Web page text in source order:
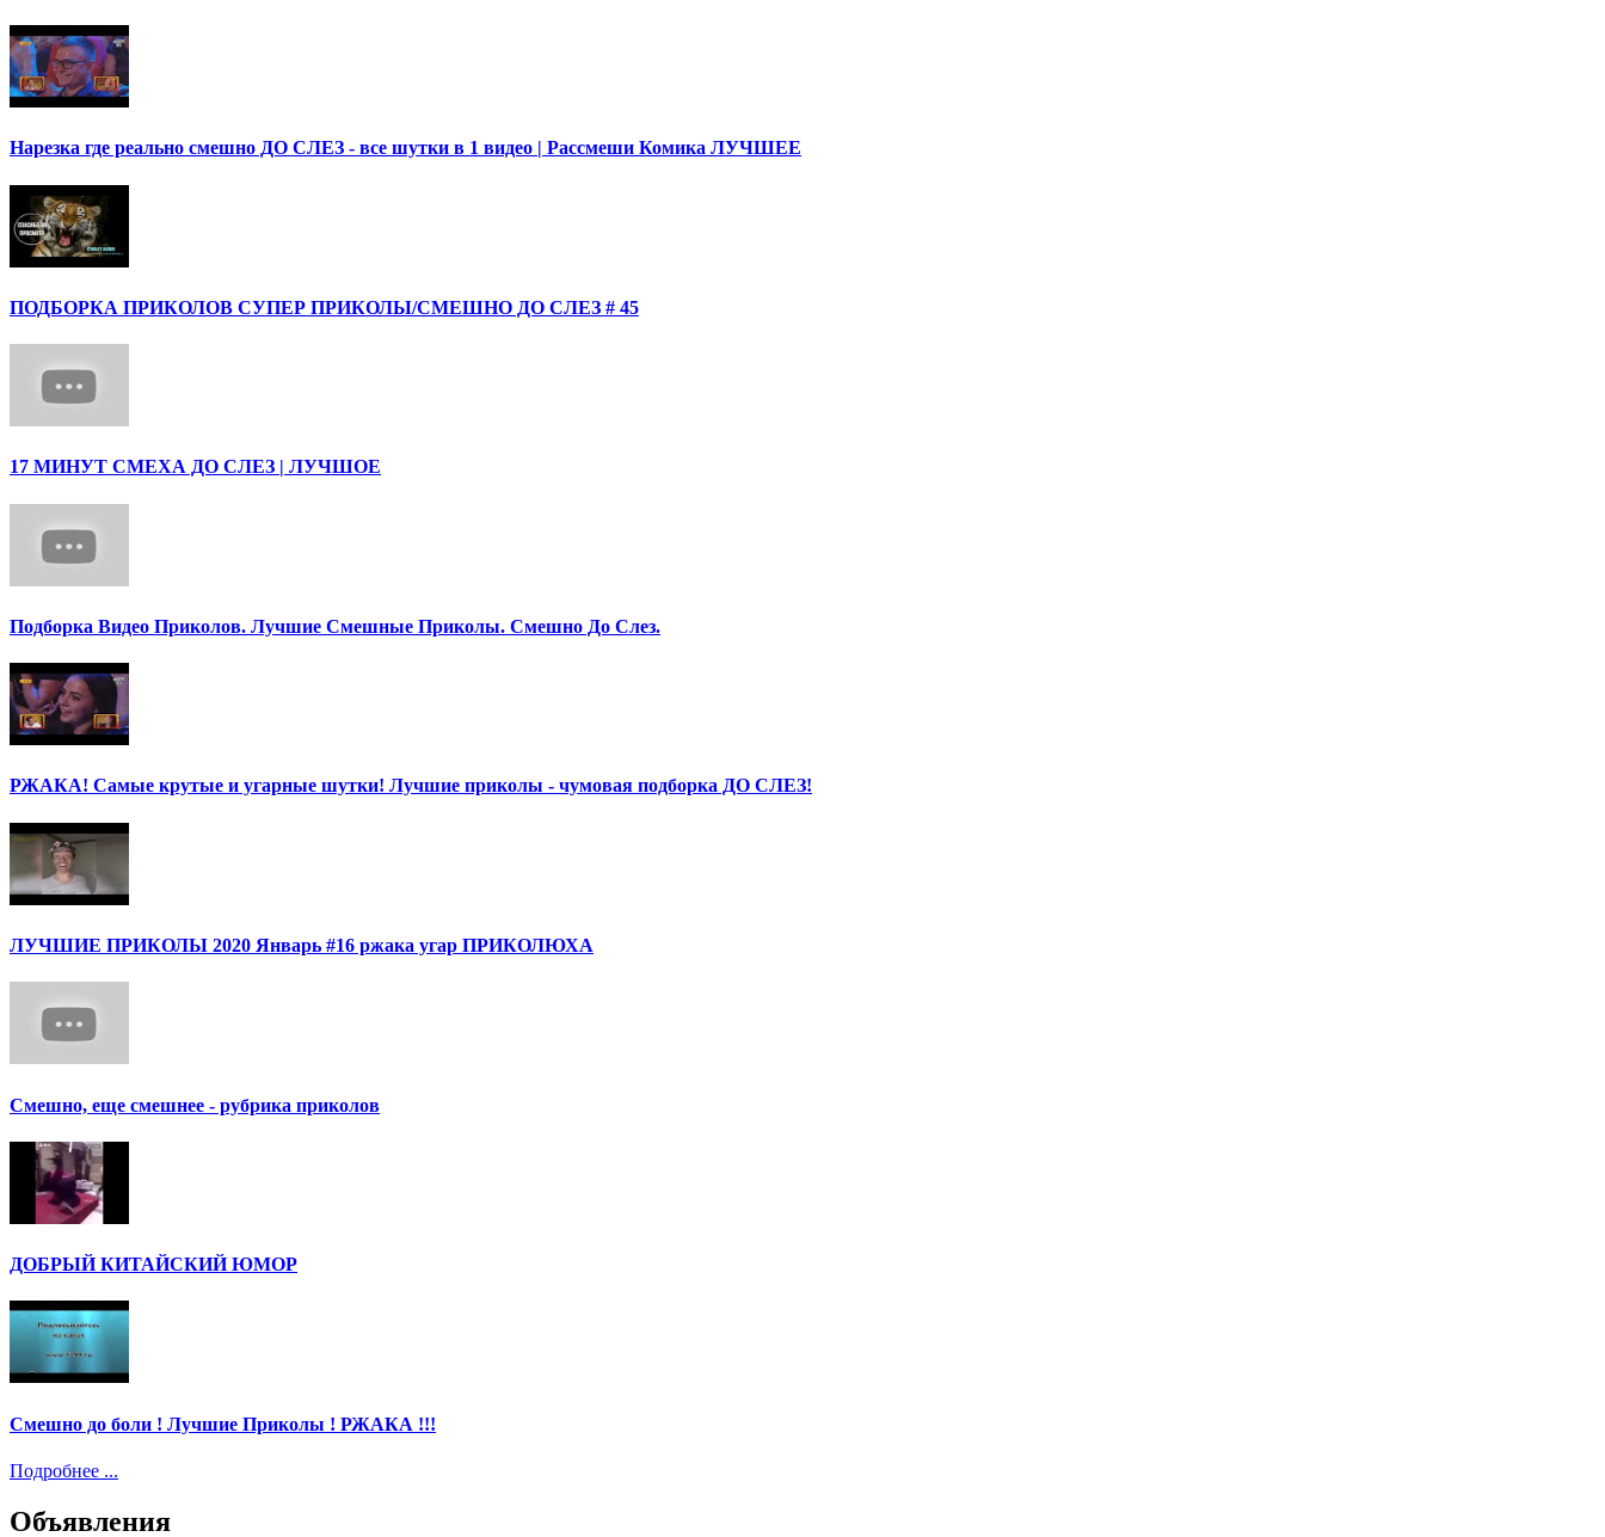
Нарезка где реально смешно ДО СЛЕЗ - все шутки в 1 видео | Рассмеши Комика ЛУЧШЕЕ
ПОДБОРКА ПРИКОЛОВ СУПЕР ПРИКОЛЫ/СМЕШНО ДО СЛЕЗ # 45
17 МИНУТ СМЕХА ДО СЛЕЗ | ЛУЧШОЕ
Подборка Видео Приколов. Лучшие Смешные Приколы. Смешно До Слез.
РЖАКА! Самые крутые и угарные шутки! Лучшие приколы - чумовая подборка ДО СЛЕЗ!
ЛУЧШИЕ ПРИКОЛЫ 2020 Январь #16 ржака угар ПРИКОЛЮХА
Смешно, еще смешнее - рубрика приколов
ДОБРЫЙ КИТАЙСКИЙ ЮМОР
Смешно до боли ! Лучшие Приколы ! РЖАКА !!!
Подробнее ...
Объявления